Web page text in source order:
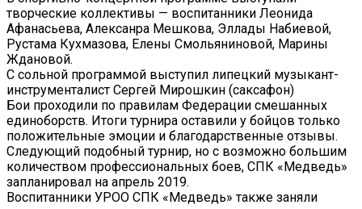
творческие коллективы — воспитанники Леонида
Афанасьева, Алексанра Мешкова, Эллады Набиевой,
Рустама Кухмазова, Елены Смольяниновой, Марины
Ждановой.
С сольной программой выступил липецкий музыкант-
инструменталист Сергей Мирошкин (саксафон)
Бои проходили по правилам Федерации смешанных
единоборств. Итоги турнира оставили у бойцов только
положительные эмоции и благодарственные отзывы.
Следующий подобный турнир, но с возможно большим
количеством профессиональных боев, СПК «Медведь»
запланировал на апрель 2019.
Воспитанники УРОО СПК «Медведь» также заняли